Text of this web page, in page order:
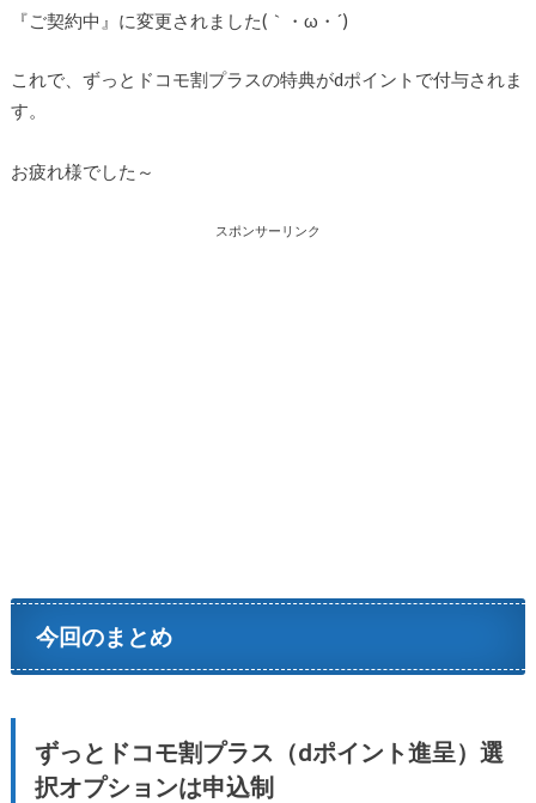
『ご契約中』に変更されました(｀・ω・´)ゞ
これで、ずっとドコモ割プラスの特典がdポイントで付与されま
す。
お疲れ様でした～
スポンサーリンク
今回のまとめ
ずっとドコモ割プラス（dポイント進呈）選
択オプションは申込制